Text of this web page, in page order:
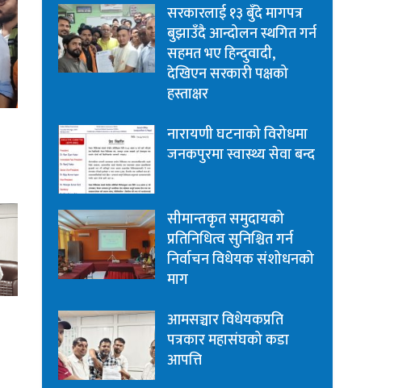
सरकारलाई १३ बुँदे मागपत्र
बुझाउँदै आन्दोलन स्थगित गर्न
सहमत भए हिन्दुवादी,
देखिएन सरकारी पक्षको
हस्ताक्षर
नारायणी घटनाको विरोधमा
जनकपुरमा स्वास्थ्य सेवा बन्द
सीमान्तकृत समुदायको
प्रतिनिधित्व सुनिश्चित गर्न
निर्वाचन विधेयक संशोधनको
माग
आमसञ्चार विधेयकप्रति
पत्रकार महासंघको कडा
आपत्ति